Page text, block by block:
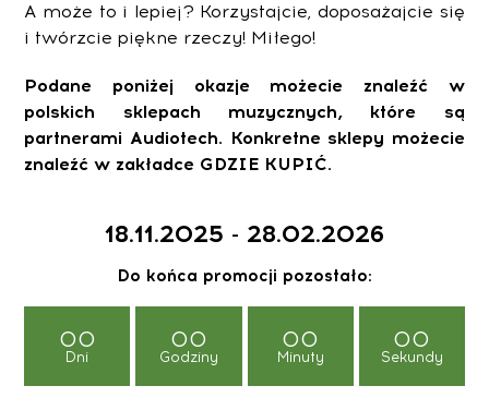
A może to i lepiej? Korzystajcie, doposażajcie się
i twórzcie piękne rzeczy! Miłego!
Podane poniżej okazje możecie znaleźć w
polskich sklepach muzycznych, które są
partnerami Audiotech. Konkretne sklepy możecie
znaleźć w zakładce GDZIE KUPIĆ.
18.11.2025 - 28.02.2026
Do końca promocji pozostało:
00
Dni
00
Godziny
00
Minuty
00
Sekundy